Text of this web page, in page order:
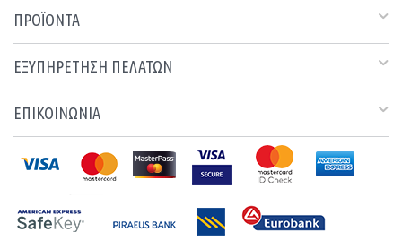
ΠΡΟΪΟΝΤΑ
ΕΞΥΠΗΡΕΤΗΣΗ ΠΕΛΑΤΩΝ
ΕΠΙΚΟΙΝΩΝΙΑ